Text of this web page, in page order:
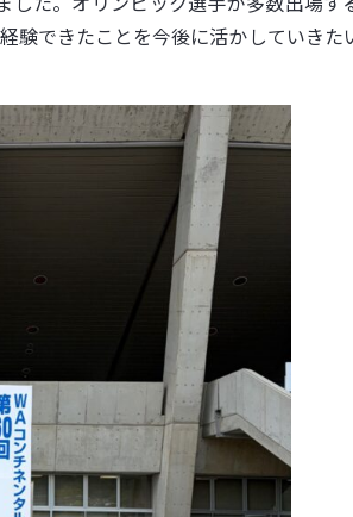
験できたことを今後に活かしていきた